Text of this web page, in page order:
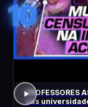
10
PROFESSORES
nas